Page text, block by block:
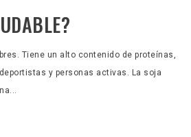
Tiene un alto contenido de proteínas,
y personas activas. La soja